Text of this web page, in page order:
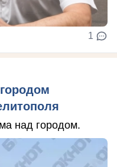
1
над городом.